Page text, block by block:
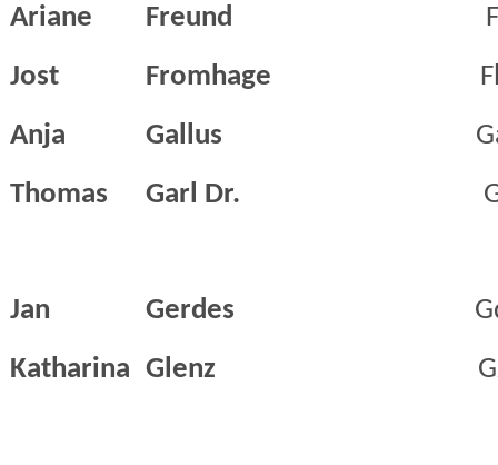
Ariane
Freund
Jost
Fromhage
Anja
Gallus
Thomas
Garl Dr.
Jan Gerdes
Katharina Glenz